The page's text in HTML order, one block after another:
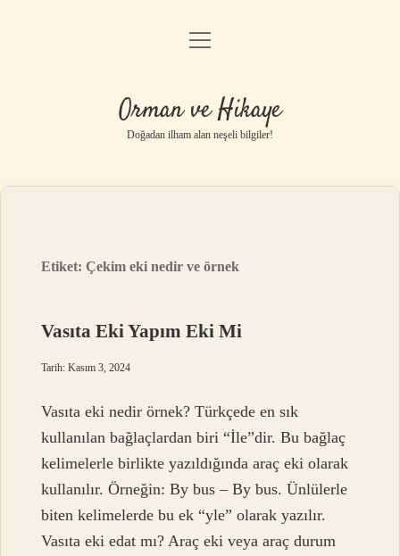
Anasayfa
Yasal Uyarı
menüyü
Orman ve Hikaye
Doğadan ilham alan neşeli bilgiler!
Etiket:Çekim eki nedir ve örnek
Vasıta Eki Yapım Eki Mi
Tarih: Kasım 3, 2024
Vasıta eki nedir örnek? Türkçede en sık
kullanılan bağlaçlardan biri “İle”dir. Bu bağlaç
kelimelerle birlikte yazıldığında araç eki olarak
kullanılır. Örneğin: By bus – By bus. Ünlülerle
biten kelimelerde bu ek “yle” olarak yazılır.
Vasıta eki edat mı? Araç eki veya araç durum